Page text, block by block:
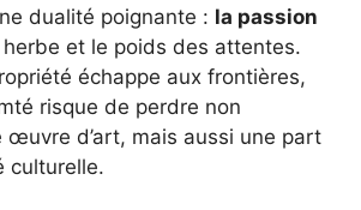
dualité poignante : la passion
herbe et le poids des attentes.
échappe aux frontières,
risque de perdre non
œuvre d’art, mais aussi une part
culturelle.